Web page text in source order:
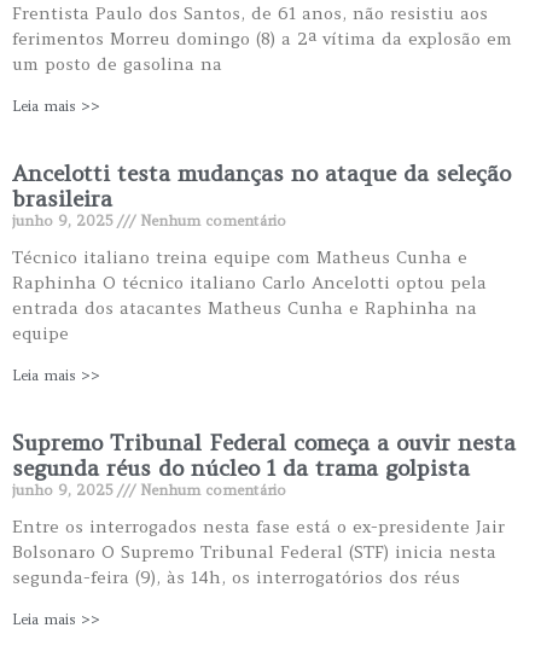
Frentista Paulo dos Santos, de 61 anos, não resistiu aos
ferimentos Morreu domingo (8) a 2ª vítima da explosão em
um posto de gasolina na
Leia mais >>
Ancelotti testa mudanças no ataque da seleção
brasileira
junho 9, 2025 Nenhum comentário
Técnico italiano treina equipe com Matheus Cunha e
Raphinha O técnico italiano Carlo Ancelotti optou pela
entrada dos atacantes Matheus Cunha e Raphinha na
equipe
Leia mais >>
Supremo Tribunal Federal começa a ouvir nesta
segunda réus do núcleo 1 da trama golpista
junho 9, 2025 Nenhum comentário
Entre os interrogados nesta fase está o ex-presidente Jair
Bolsonaro O Supremo Tribunal Federal (STF) inicia nesta
segunda-feira (9), às 14h, os interrogatórios dos réus
Leia mais >>